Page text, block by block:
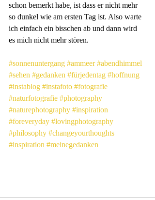
schon bemerkt habe, ist dass er nicht mehr
so dunkel wie am ersten Tag ist. Also warte
ich einfach ein bisschen ab und dann wird
es mich nicht mehr stören.
#sonnenuntergang #ammeer #abendhimmel
#sehen #gedanken #fürjedentag #hoffnung
#instablog #instafoto #fotografie
#naturfotografie #photography
#naturephotography #inspiration
#foreveryday #lovingphotography
#philosophy #changeyourthoughts
#inspiration #meinegedanken